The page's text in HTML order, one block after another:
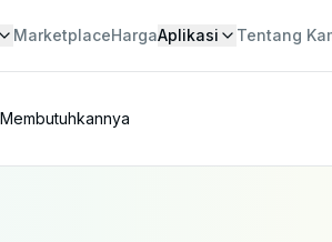
MarketplaceHargaAplikasi Tentang